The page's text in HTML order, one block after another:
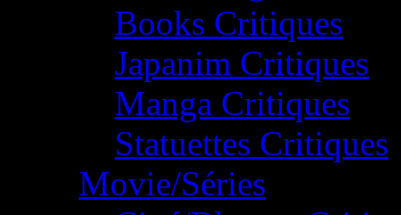
Books Critiques
Japanim Critiques
Manga Critiques
Statuettes Critiques
Movie/Séries